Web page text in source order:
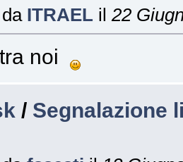
ITRAEL il 22
noi
/ Segnalazione